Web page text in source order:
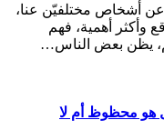
عن أشخاص مختلفيّن عنا،
وأكثر أهمية، فهم
يظن بعض الناس…
محظوظ أم لا